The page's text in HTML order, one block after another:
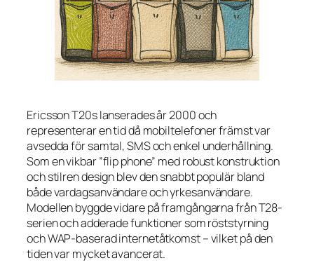
Ericsson T20s lanserades år 2000 och
representerar en tid då mobiltelefoner främst var
avsedda för samtal, SMS och enkel underhållning.
Som en vikbar ”flip phone” med robust konstruktion
och stilren design blev den snabbt populär bland
både vardagsanvändare och yrkesanvändare.
Modellen byggde vidare på framgångarna från T28-
serien och adderade funktioner som röststyrning
och WAP-baserad internetåtkomst – vilket på den
tiden var mycket avancerat.